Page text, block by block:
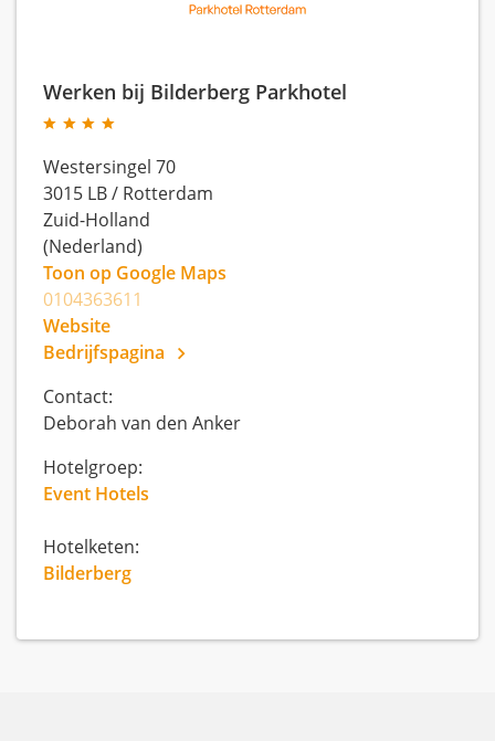
Werken bij Bilderberg Parkhotel
Westersingel 70
3015 LB/ Rotterdam
Zuid-Holland
(Nederland)
Toon op Google Maps
0104363611
Website
Bedrijfspagina
Contact:
Deborah van den Anker
Hotelgroep:
Event Hotels
Hotelketen:
Bilderberg